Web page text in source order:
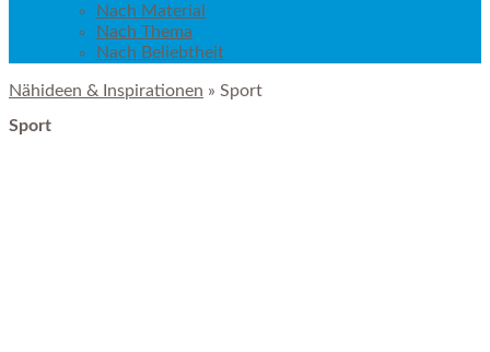
Nach Material
Nach Thema
Nach Beliebtheit
Nähideen & Inspirationen » Sport
Sport